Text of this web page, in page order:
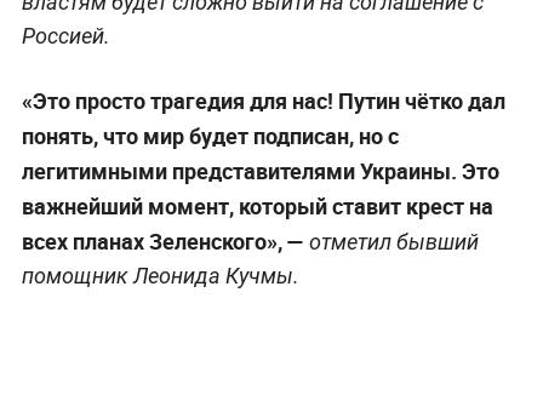
Россией.
«Это просто трагедия для нас! Путин чётко дал
понять, что мир будет подписан, но с
легитимными представителями Украины. Это
важнейший момент, который ставит крест на
всех планах Зеленского», — отметил бывший
помощник Леонида Кучмы.